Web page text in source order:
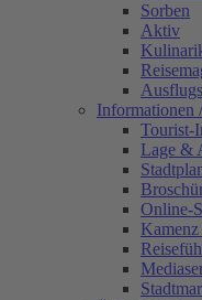
Sorben
Aktiv
Informationen
Tourist-
Lage &
Online-